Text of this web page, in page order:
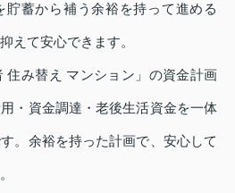
貯蓄から補う余裕を持って進める
えて安心できます。
住み替え マンション」の資金計画
・資金調達・老後生活資金を一体
。余裕を持った計画で、安心して